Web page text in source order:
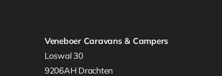
Veneboer Caravans & Campers
Loswal 30
9206AH Drachten